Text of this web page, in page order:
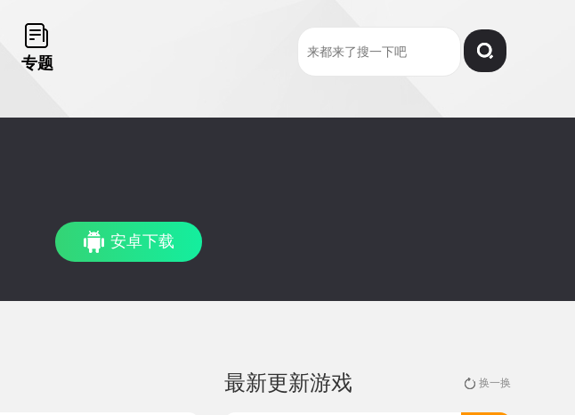
专题
安卓下载
最新更新游戏 换一换